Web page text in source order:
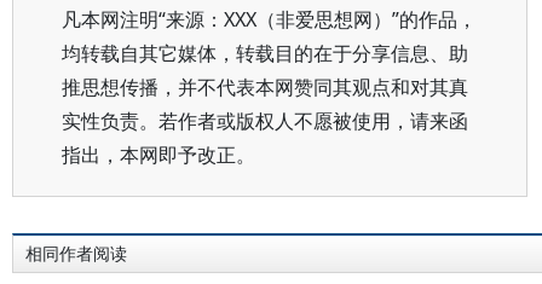
凡本网注明“来源：XXX（非爱思想网）”的作品，
均转载自其它媒体，转载目的在于分享信息、助
推思想传播，并不代表本网赞同其观点和对其真
实性负责。若作者或版权人不愿被使用，请来函
指出，本网即予改正。
相同作者阅读